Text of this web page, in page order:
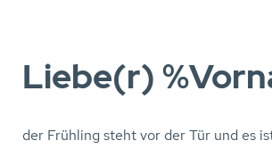
Liebe(r)
der Frühling steht vor der Tür und es